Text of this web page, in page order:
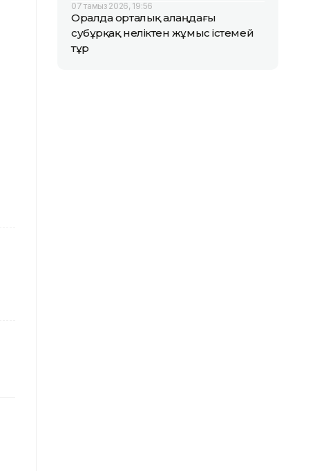
07 тамыз 2026, 19:56
Оралда орталық алаңдағы
субұрқақ неліктен жұмыс істемей
тұр